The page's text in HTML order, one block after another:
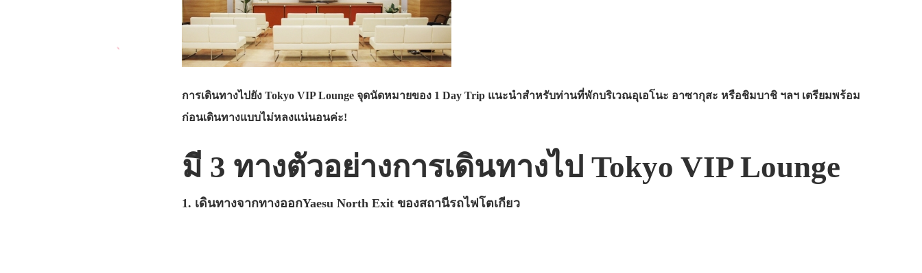
การเดินทางไปยัง Tokyo VIP Lounge จุดนัดหมายของ 1 Day Trip แนะนำสำหรับท่านที่พักบริเวณอุเอโนะ อาซากุสะ หรือชิมบาชิ ฯลฯ เตรียมพร้อม
ก่อนเดินทางแบบไม่หลงแน่นอนค่ะ!
มี 3 ทางตัวอย่างการเดินทางไป Tokyo VIP Lounge
1. เดินทางจากทางออกYaesu North Exit ของสถานีรถไฟโตเกียว